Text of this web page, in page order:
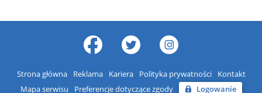
Strona główna Reklama Kariera Polityka prywatności
Kontakt
Mapa serwisu
Preferencje dotyczące zgody Logowanie